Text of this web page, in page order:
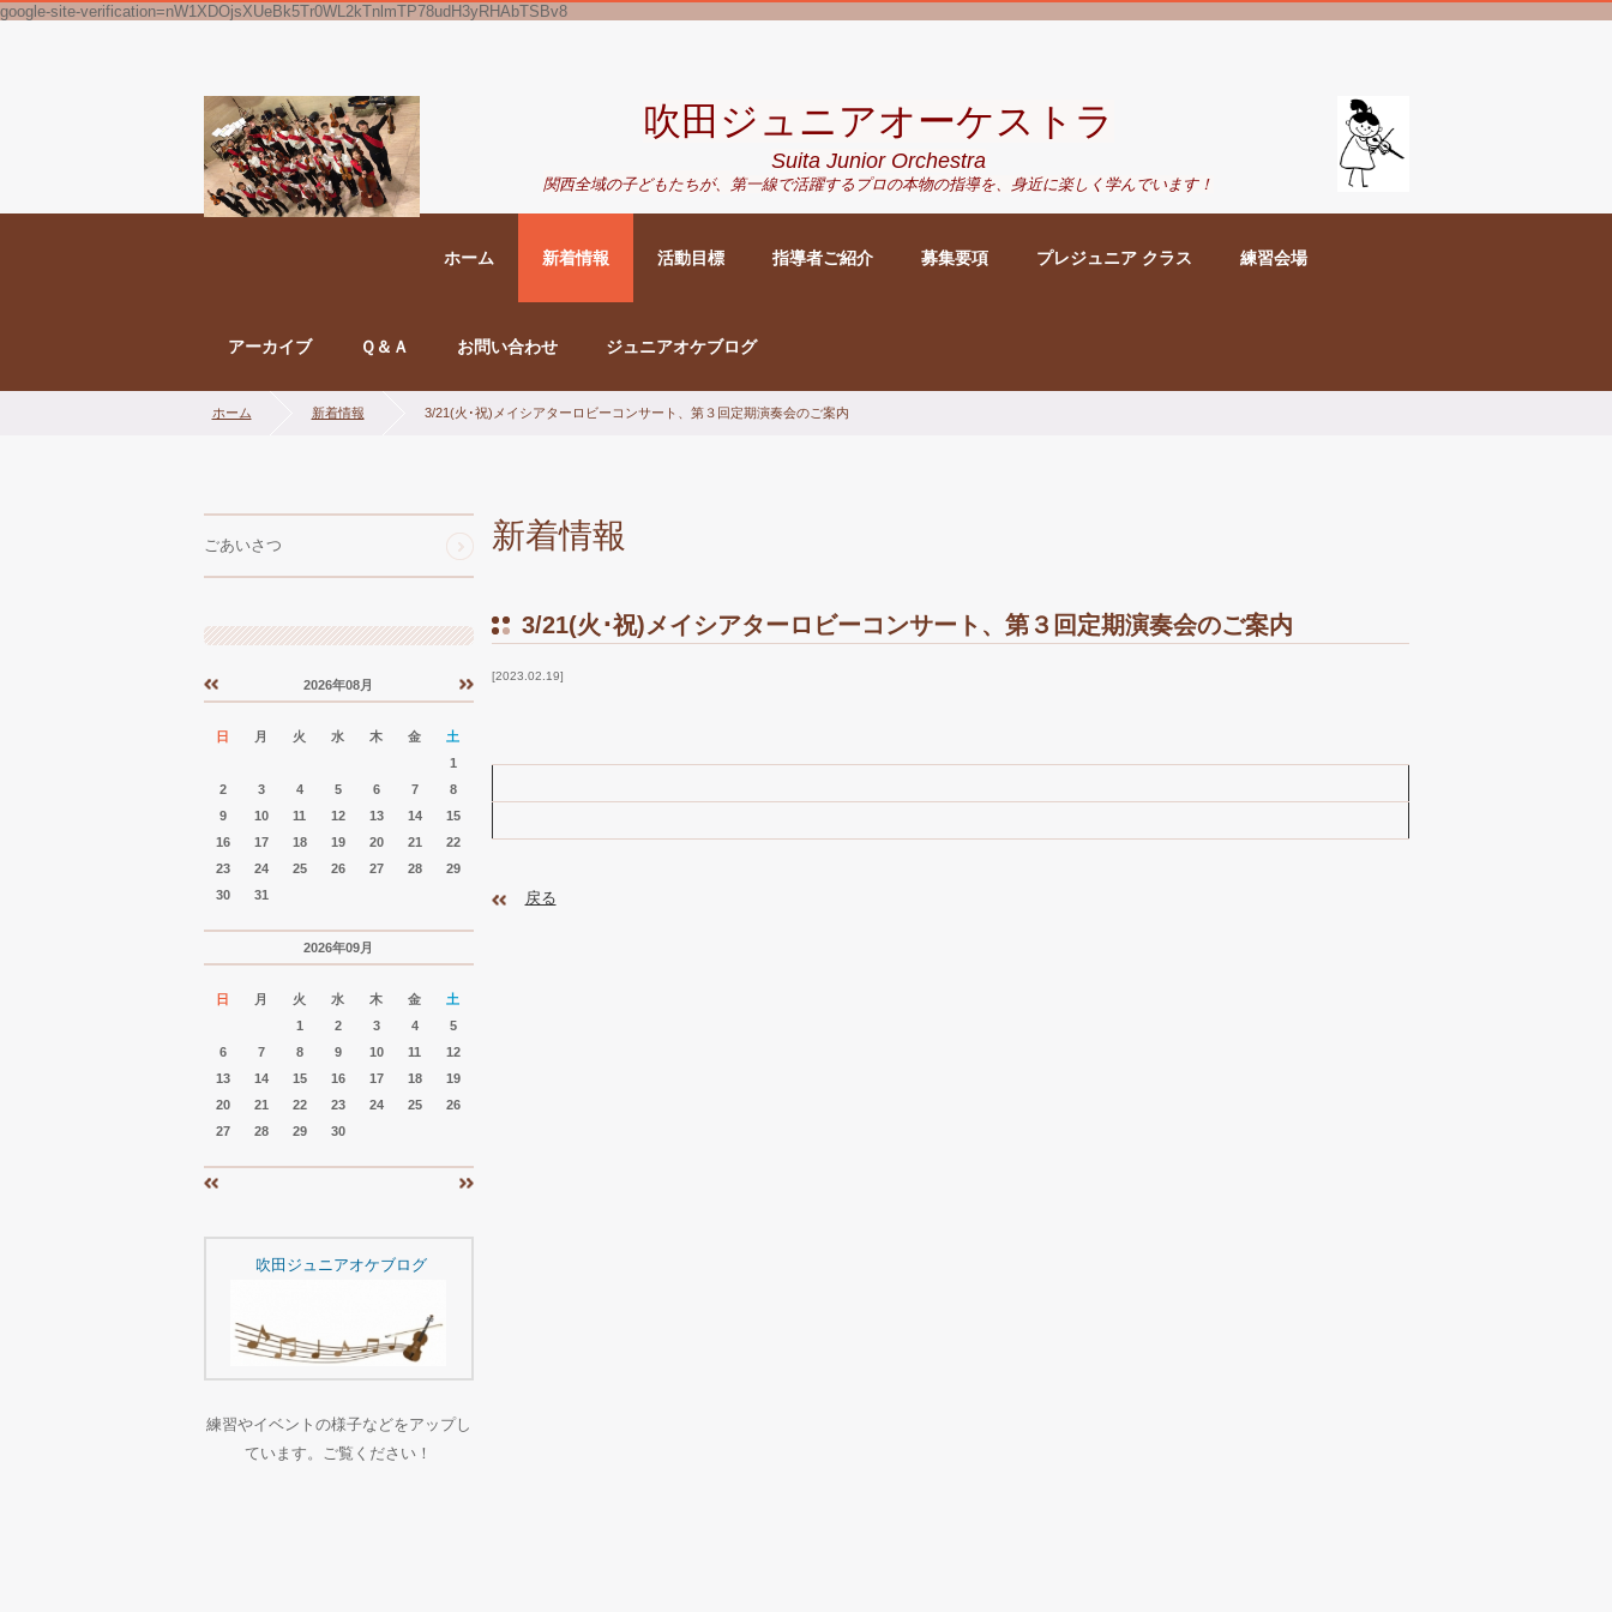
google-site-verification=nW1XDOjsXUeBk5Tr0WL2kTnlmTP78udH3yRHAbTSBv8
吹田ジュニアオーケストラ
Suita Junior Orchestra
関西全域の子どもたちが、 第一線で活躍するプロの本物の指導を、身近に楽しく学んでいます！
ホーム 新着情報 活動目標 指導者ご紹介 募集要項 プレジュニア クラス 練習会場
アーカイブ Ｑ＆Ａ お問い合わせ ジュニアオケブログ
ホーム 新着情報 3/21(火･祝)メイシアターロビーコンサート、第３回定期演奏会のご案内
新着情報
2023.02.19
3/21(火･祝)メイシアターロビーコンサート、第３回定期演奏会のご案内
戻る
ごあいさつ
« »
2026年08月
日 月 火 水 木 金
土
1
2
3 4 5 6 7
8
9
10 11 12 13 14
15
16
17 18 19 20 21
22
23
24 25 26 27 28
29
30
31
2026年09月
日 月 火 水 木 金
土
1
2 3 4
5
6
7 8 9 10 11
12
13
14 15 16 17 18
19
20
21 22 23 24 25
26
27
28 29 30
吹田ジュニアオケブログ
練習やイベントの様子などをアップし
ています。ご覧ください！